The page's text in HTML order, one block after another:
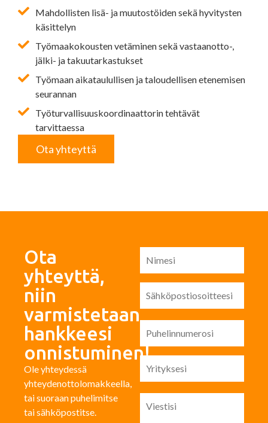
Mahdollisten lisä- ja muutostöiden sekä hyvitysten
käsittelyn
Työmaakokousten vetäminen sekä vastaanotto-,
jälki- ja takuutarkastukset
Työmaan aikataulullisen ja taloudellisen etenemisen
seurannan
Työturvallisuuskoordinaattorin tehtävät
tarvittaessa
Ota yhteyttä
Ota
yhteyttä,
niin
varmistetaan
hankkeesi
onnistuminen!
Ole yhteydessä
yhteydenottolomakkeella,
tai suoraan puhelimitse
tai sähköpostitse.